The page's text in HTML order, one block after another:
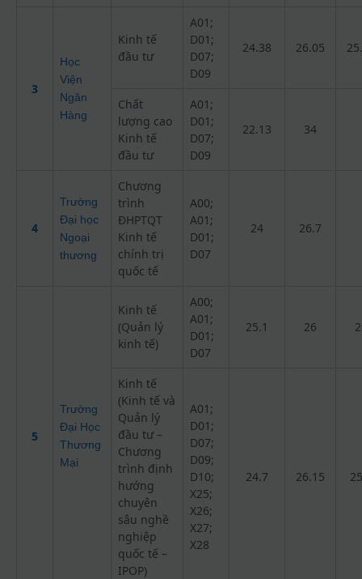
3
Học
Viện
Ngân
Hàng
Kinh tế
đầu tư
A01;
D01;
D07;
D09
24.38 26.05
Chất
lượng cao
Kinh tế
đầu tư
A01;
D01;
D07;
D09
22.13 34
4
Trường
Đại học
Ngoại
thương
Chương
trình
ĐHPTQT
Kinh tế
chính trị
quốc tế
A00;
A01;
D01;
D07
24 26.7
5
Trường
Đại Học
Thương
Mại
Kinh tế
(Quản lý
kinh tế)
A00;
A01;
D01;
D07
25.1 26
Kinh tế
(Kinh tế và
Quản lý
đầu tư –
Chương
trình định
hướng
chuyên
sâu nghề
nghiệp
quốc tế –
IPOP)
A01;
D01;
D07;
D09;
D10;
X25;
X26;
X27;
X28
24.7 26.15